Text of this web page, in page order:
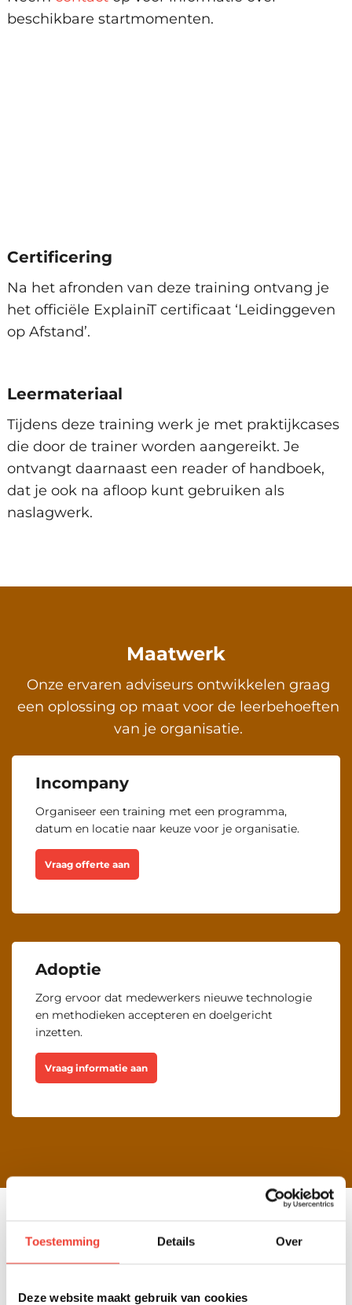
Toestemming Details Over
Deze website maakt gebruik van cookies
beschikbare startmomenten.
Certificering
Na het afronden van deze training ontvang je
het officiële ExplainiT certificaat ‘Leidinggeven
op Afstand’.
Leermateriaal
Tijdens deze training werk je met praktijkcases
die door de trainer worden aangereikt. Je
ontvangt daarnaast een reader of handboek,
dat je ook na afloop kunt gebruiken als
naslagwerk.
Maatwerk
Onze ervaren adviseurs ontwikkelen graag
een oplossing op maat voor de leerbehoeften
van je organisatie.
Incompany
Organiseer een training met een programma,
datum en locatie naar keuze voor je organisatie.
Vraag offerte aan
Adoptie
Zorg ervoor dat medewerkers nieuwe technologie
en methodieken accepteren en doelgericht
inzetten.
Vraag informatie aan